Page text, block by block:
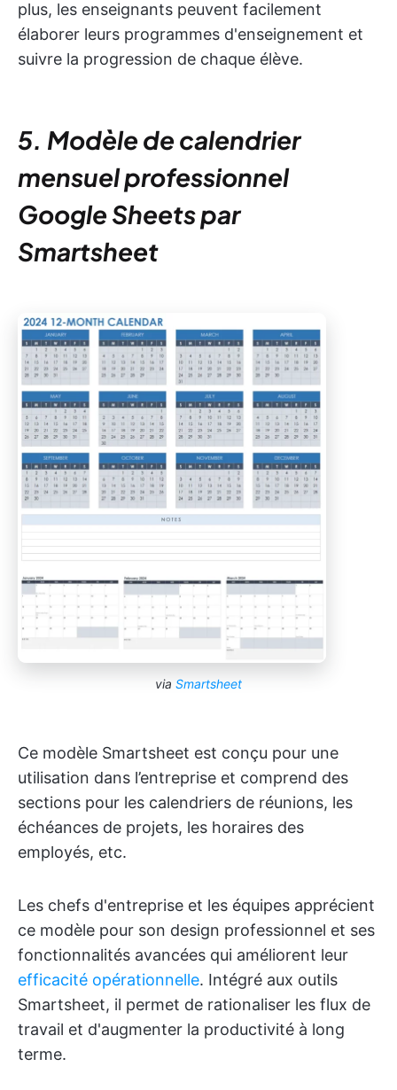
plus, les enseignants peuvent facilement
élaborer leurs programmes d'enseignement et
suivre la progression de chaque élève.
5. Modèle de calendrier
mensuel professionnel
Google Sheets par
Smartsheet
via Smartsheet
Ce modèle Smartsheet est conçu pour une
utilisation dans l’entreprise et comprend des
sections pour les calendriers de réunions, les
échéances de projets, les horaires des
employés, etc.
Les chefs d'entreprise et les équipes apprécient
ce modèle pour son design professionnel et ses
fonctionnalités avancées qui améliorent leur
efficacité opérationnelle. Intégré aux outils
Smartsheet, il permet de rationaliser les flux de
travail et d'augmenter la productivité à long
terme.